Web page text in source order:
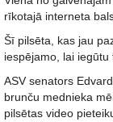
rīkotajā interneta
Šī pilsēta, kas jau
iespējamo, lai iegūtu
ASV senators
brunču mednieka
pilsētas video